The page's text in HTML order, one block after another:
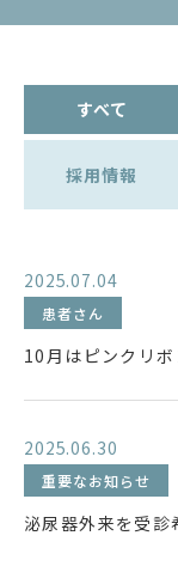
すべて
採用情報
2025.07.04
患者さん
10月はピンクリ
2025.06.30
重要なお知らせ
泌尿器外来を受診